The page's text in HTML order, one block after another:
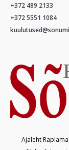
+372 489 2133
+372 5551 1084
Ajaleht